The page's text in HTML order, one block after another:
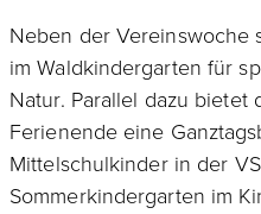
Neben der Vereinswoche
im Waldkindergarten für
Natur. Parallel dazu bietet
Ferienende eine
Mittelschulkinder in der
Sommerkindergarten im